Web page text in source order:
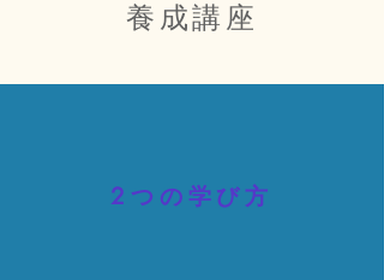
養成講座
2つの学び方